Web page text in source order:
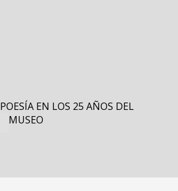
POESÍA EN LOS 25 AÑOS DEL
MUSEO